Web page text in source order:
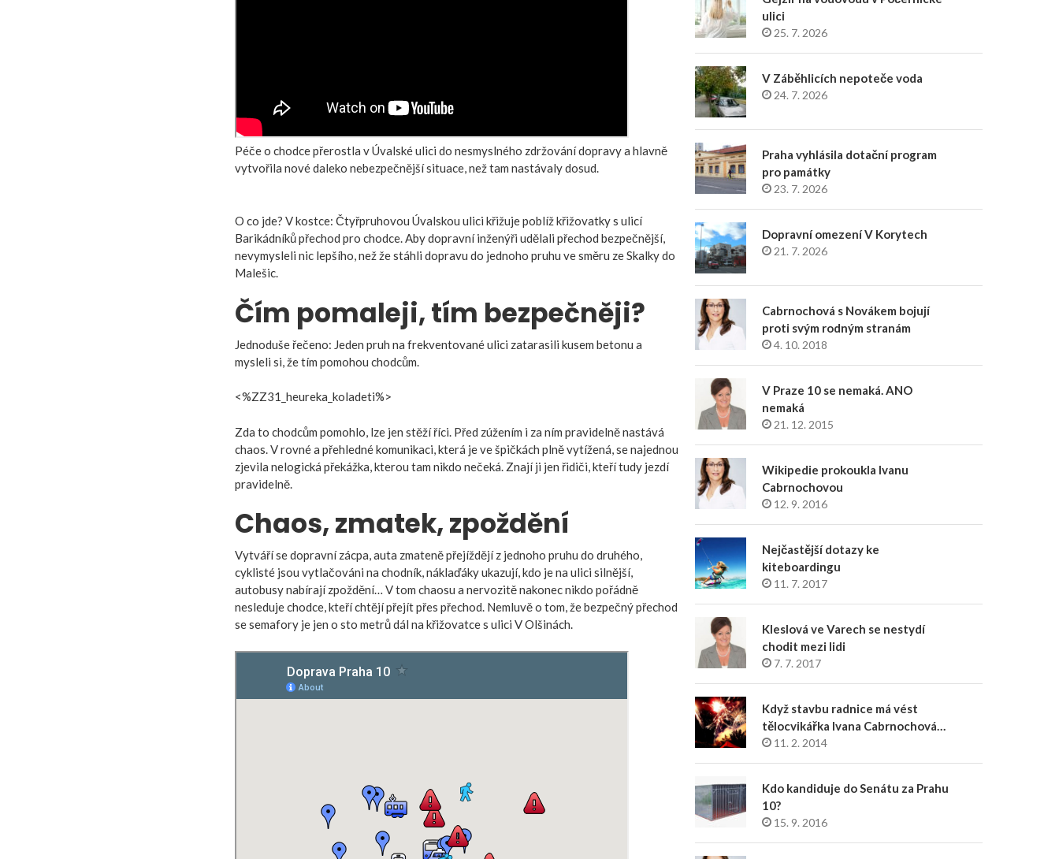
Péče o chodce přerostla v Úvalské ulici do nesmyslného zdržování dopravy a hlavně
vytvořila nové daleko nebezpečnější situace, než tam nastávaly dosud.
O co jde? V kostce: Čtyřpruhovou Úvalskou ulici křižuje poblíž křižovatky s ulicí
Barikádníků přechod pro chodce. Aby dopravní inženýři udělali přechod bezpečnější,
nevymysleli nic lepšího, než že stáhli dopravu do jednoho pruhu ve směru ze Skalky do
Malešic.
Čím pomaleji, tím bezpečněji?
Jednoduše řečeno: Jeden pruh na frekventované ulici zatarasili kusem betonu a
mysleli si, že tím pomohou chodcům.
<%ZZ31_heureka_koladeti%>
Zda to chodcům pomohlo, lze jen stěží říci. Před zúžením i za ním pravidelně nastává
chaos. V rovné a přehledné komunikaci, která je ve špičkách plně vytížená, se najednou
zjevila nelogická překážka, kterou tam nikdo nečeká. Znají ji jen řidiči, kteří tudy jezdí
pravidelně.
Chaos, zmatek, zpoždění
Vytváří se dopravní zácpa, auta zmateně přejíždějí z jednoho pruhu do druhého,
cyklisté jsou vytlačováni na chodník, náklaďáky ukazují, kdo je na ulici silnější,
autobusy nabírají zpoždění… V tom chaosu a nervozitě nakonec nikdo pořádně
nesleduje chodce, kteří chtějí přejít přes přechod. Nemluvě o tom, že bezpečný přechod
se semafory je jen o sto metrů dál na křižovatce s ulici V Olšinách.
ulici
25. 7. 2026
V Záběhlicích nepoteče voda
24. 7. 2026
Praha vyhlásila dotační program
pro památky
23. 7. 2026
Dopravní omezení V Korytech
21. 7. 2026
Cabrnochová s Novákem bojují
proti svým rodným stranám
4. 10. 2018
V Praze 10 se nemaká. ANO
nemaká
21. 12. 2015
Wikipedie prokoukla Ivanu
Cabrnochovou
12. 9. 2016
Nejčastější dotazy ke
kiteboardingu
11. 7. 2017
Kleslová ve Varech se nestydí
chodit mezi lidi
7. 7. 2017
Když stavbu radnice má vést
tělocvikářka Ivana Cabrnochová…
11. 2. 2014
Kdo kandiduje do Senátu za Prahu
10?
15. 9. 2016